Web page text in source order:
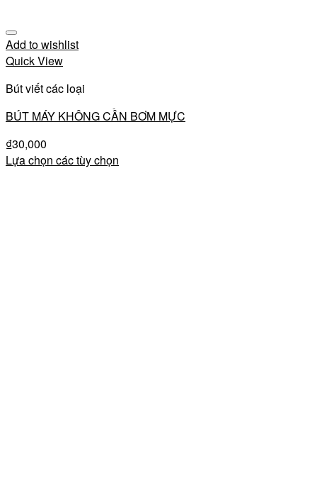
Add to wishlist
Quick View
Bút viết các loại
BÚT MÁY KHÔNG CẦN BƠM MỰC
₫30,000
Lựa chọn các tùy chọn